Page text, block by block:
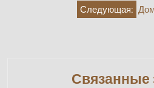
Следующая:
Связанные